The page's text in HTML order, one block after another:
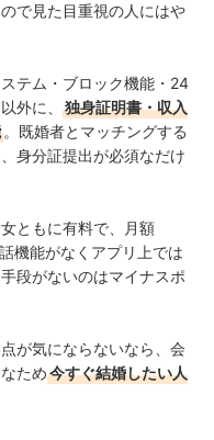
で見た目重視の人にはや
テム ・ブロック機能・24
外に、
独身証明書・収入
。既婚者とマッチングする
身分証提出が必須なだけ
ともに有料で、月額
機能がなくアプリ上では
段がないのはマイナスポ
が気にならないなら、会
ため今すぐ結婚したい人